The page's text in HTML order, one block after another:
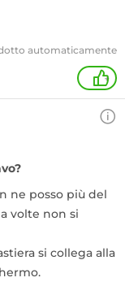
automaticamente
+
ne posso più del
volte non si
si collega alla